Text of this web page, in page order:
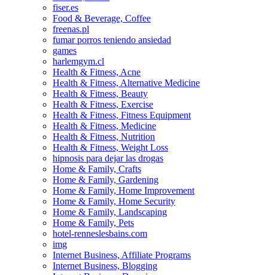
fiser.es
Food & Beverage, Coffee
freenas.pl
fumar porros teniendo ansiedad
games
harlemgym.cl
Health & Fitness, Acne
Health & Fitness, Alternative Medicine
Health & Fitness, Beauty
Health & Fitness, Exercise
Health & Fitness, Fitness Equipment
Health & Fitness, Medicine
Health & Fitness, Nutrition
Health & Fitness, Weight Loss
hipnosis para dejar las drogas
Home & Family, Crafts
Home & Family, Gardening
Home & Family, Home Improvement
Home & Family, Home Security
Home & Family, Landscaping
Home & Family, Pets
hotel-renneslesbains.com
img
Internet Business, Affiliate Programs
Internet Business, Blogging